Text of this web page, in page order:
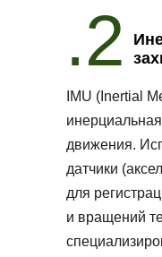
IMU (Inertial
движения.
датчики
для
и вращений
.2